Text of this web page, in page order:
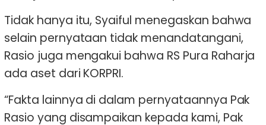
Tidak hanya itu, Syaiful menegaskan bahwa
selain pernyataan tidak menandatangani,
Rasio juga mengakui bahwa RS Pura Raharja
ada aset dari KORPRI.
“Fakta lainnya di dalam pernyataannya Pak
Rasio yang disampaikan kepada kami, Pak